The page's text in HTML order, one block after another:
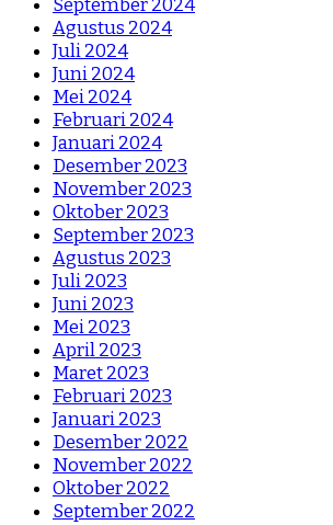
September 2024
Agustus 2024
Juli 2024
Juni 2024
Mei 2024
Februari 2024
Januari 2024
Desember 2023
November 2023
Oktober 2023
September 2023
Agustus 2023
Juli 2023
Juni 2023
Mei 2023
April 2023
Maret 2023
Februari 2023
Januari 2023
Desember 2022
November 2022
Oktober 2022
September 2022